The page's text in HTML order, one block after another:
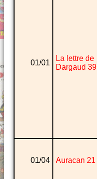
01/01
La lettre de
Dargaud 39
01/04 Auracan 21